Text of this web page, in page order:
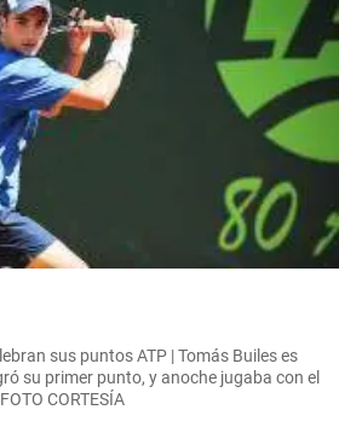
sus puntos ATP | Tomás Builes es
su primer punto, y anoche jugaba con el
CORTESÍA